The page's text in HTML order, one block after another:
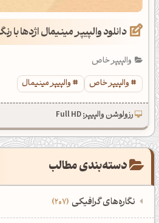
دانلود والپیپر مینیمال اژدها با
والپیپر خاص
والپیپر خاص
والپیپر مینیمال
رزولوشن والپیپر: Full HD
دسته‌بندی مطالب
نگاره‌های گرافیکی 207